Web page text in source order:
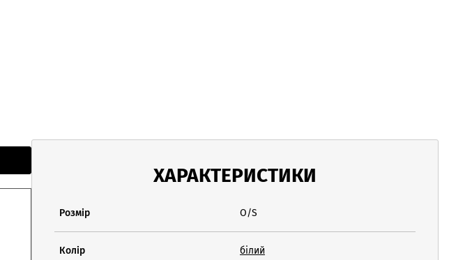
ХАРАКТЕРИСТИКИ
Розмір O/S
Колір білий